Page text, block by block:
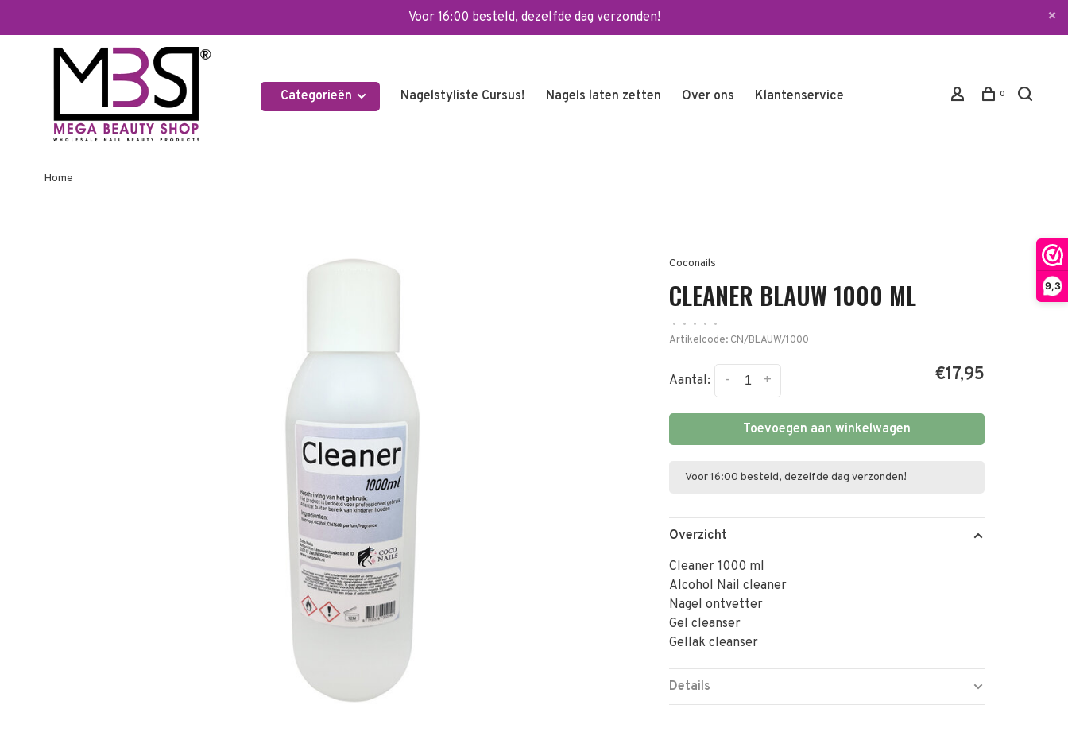
9,3
Voor 16:00 besteld, dezelfde dag verzonden!
Categorieën Nagelstyliste Cursus! Nagels laten zetten Over ons Klantenservice 0
Home
Coconails
CLEANER BLAUW 1000 ML
• • • •
•
Artikelcode: CN/BLAUW/1000
Aantal: +
- €17,95
Toevoegen aan winkelwagen
Voor 16:00 besteld, dezelfde dag verzonden!
Overzicht
Cleaner 1000 ml
Alcohol Nail cleaner
Nagel ontvetter
Gel cleanser
Gellak cleanser
Details